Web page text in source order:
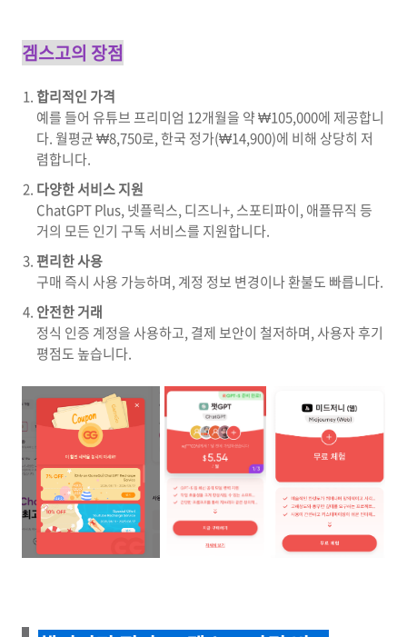
겜스고의 장점
합리적인 가격
예를 들어 유튜브 프리미엄 12개월을 약 ₩105,000에 제공합니
다. 월평균 ₩8,750로, 한국 정가(₩14,900)에 비해 상당히 저
렴합니다.
다양한 서비스 지원
ChatGPT Plus, 넷플릭스, 디즈니+, 스포티파이, 애플뮤직 등
거의 모든 인기 구독 서비스를 지원합니다.
편리한 사용
구매 즉시 사용 가능하며, 계정 정보 변경이나 환불도 빠릅니다.
안전한 거래
정식 인증 계정을 사용하고, 결제 보안이 철저하며, 사용자 후기
평점도 높습니다.